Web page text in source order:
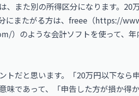
、また別の所得区分になります。20
にまたがる方は、freee（https://
）のような会計ソフトを使って、
だと思います。「20万円以下なら
味であって、「申告した方が損か得